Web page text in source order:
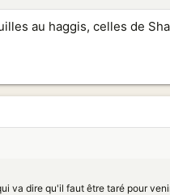
pour papoter, ça fait toujours
au haggis, celles de
va dire qu'il faut être taré pour